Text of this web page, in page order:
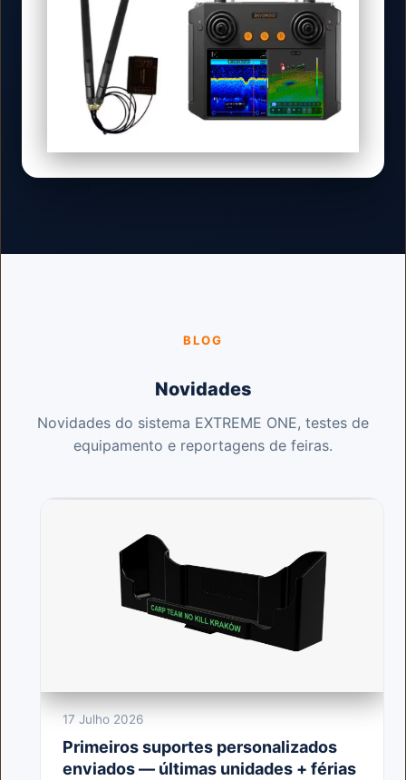
BLOG
Novidades
Novidades do sistema EXTREME ONE, testes de
equipamento e reportagens de feiras.
17 Julho 2026
Primeiros suportes personalizados
enviados — últimas unidades + férias